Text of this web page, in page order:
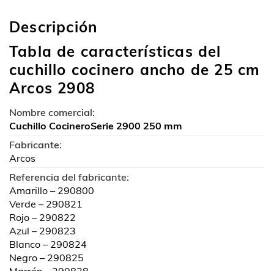
Descripción
Tabla de características del
cuchillo cocinero ancho de 25 cm
Arcos 2908
Nombre comercial:
Cuchillo CocineroSerie 2900 250 mm
Fabricante:
Arcos
Referencia del fabricante:
Amarillo – 290800
Verde – 290821
Rojo – 290822
Azul – 290823
Blanco – 290824
Negro – 290825